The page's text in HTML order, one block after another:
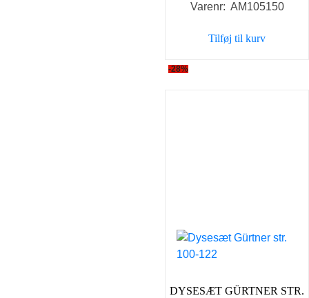
pris
300,00 kr..
pris
Varenr: AM105150
Tilføj til kurv
-28%
DYSESÆT GÜRTNER STR.